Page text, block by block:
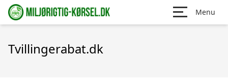
Menu
Tvillingerabat.dk